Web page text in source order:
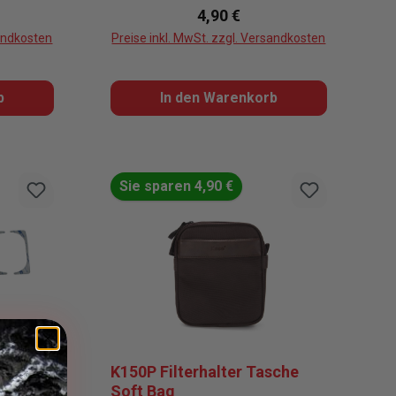
Regulärer Preis:
4,90 €
Preise inkl. MwSt. zzgl. Versandkosten
In den Warenkorb
Sie sparen 4,90 €
K150P Filterhalter Tasche
Soft Bag